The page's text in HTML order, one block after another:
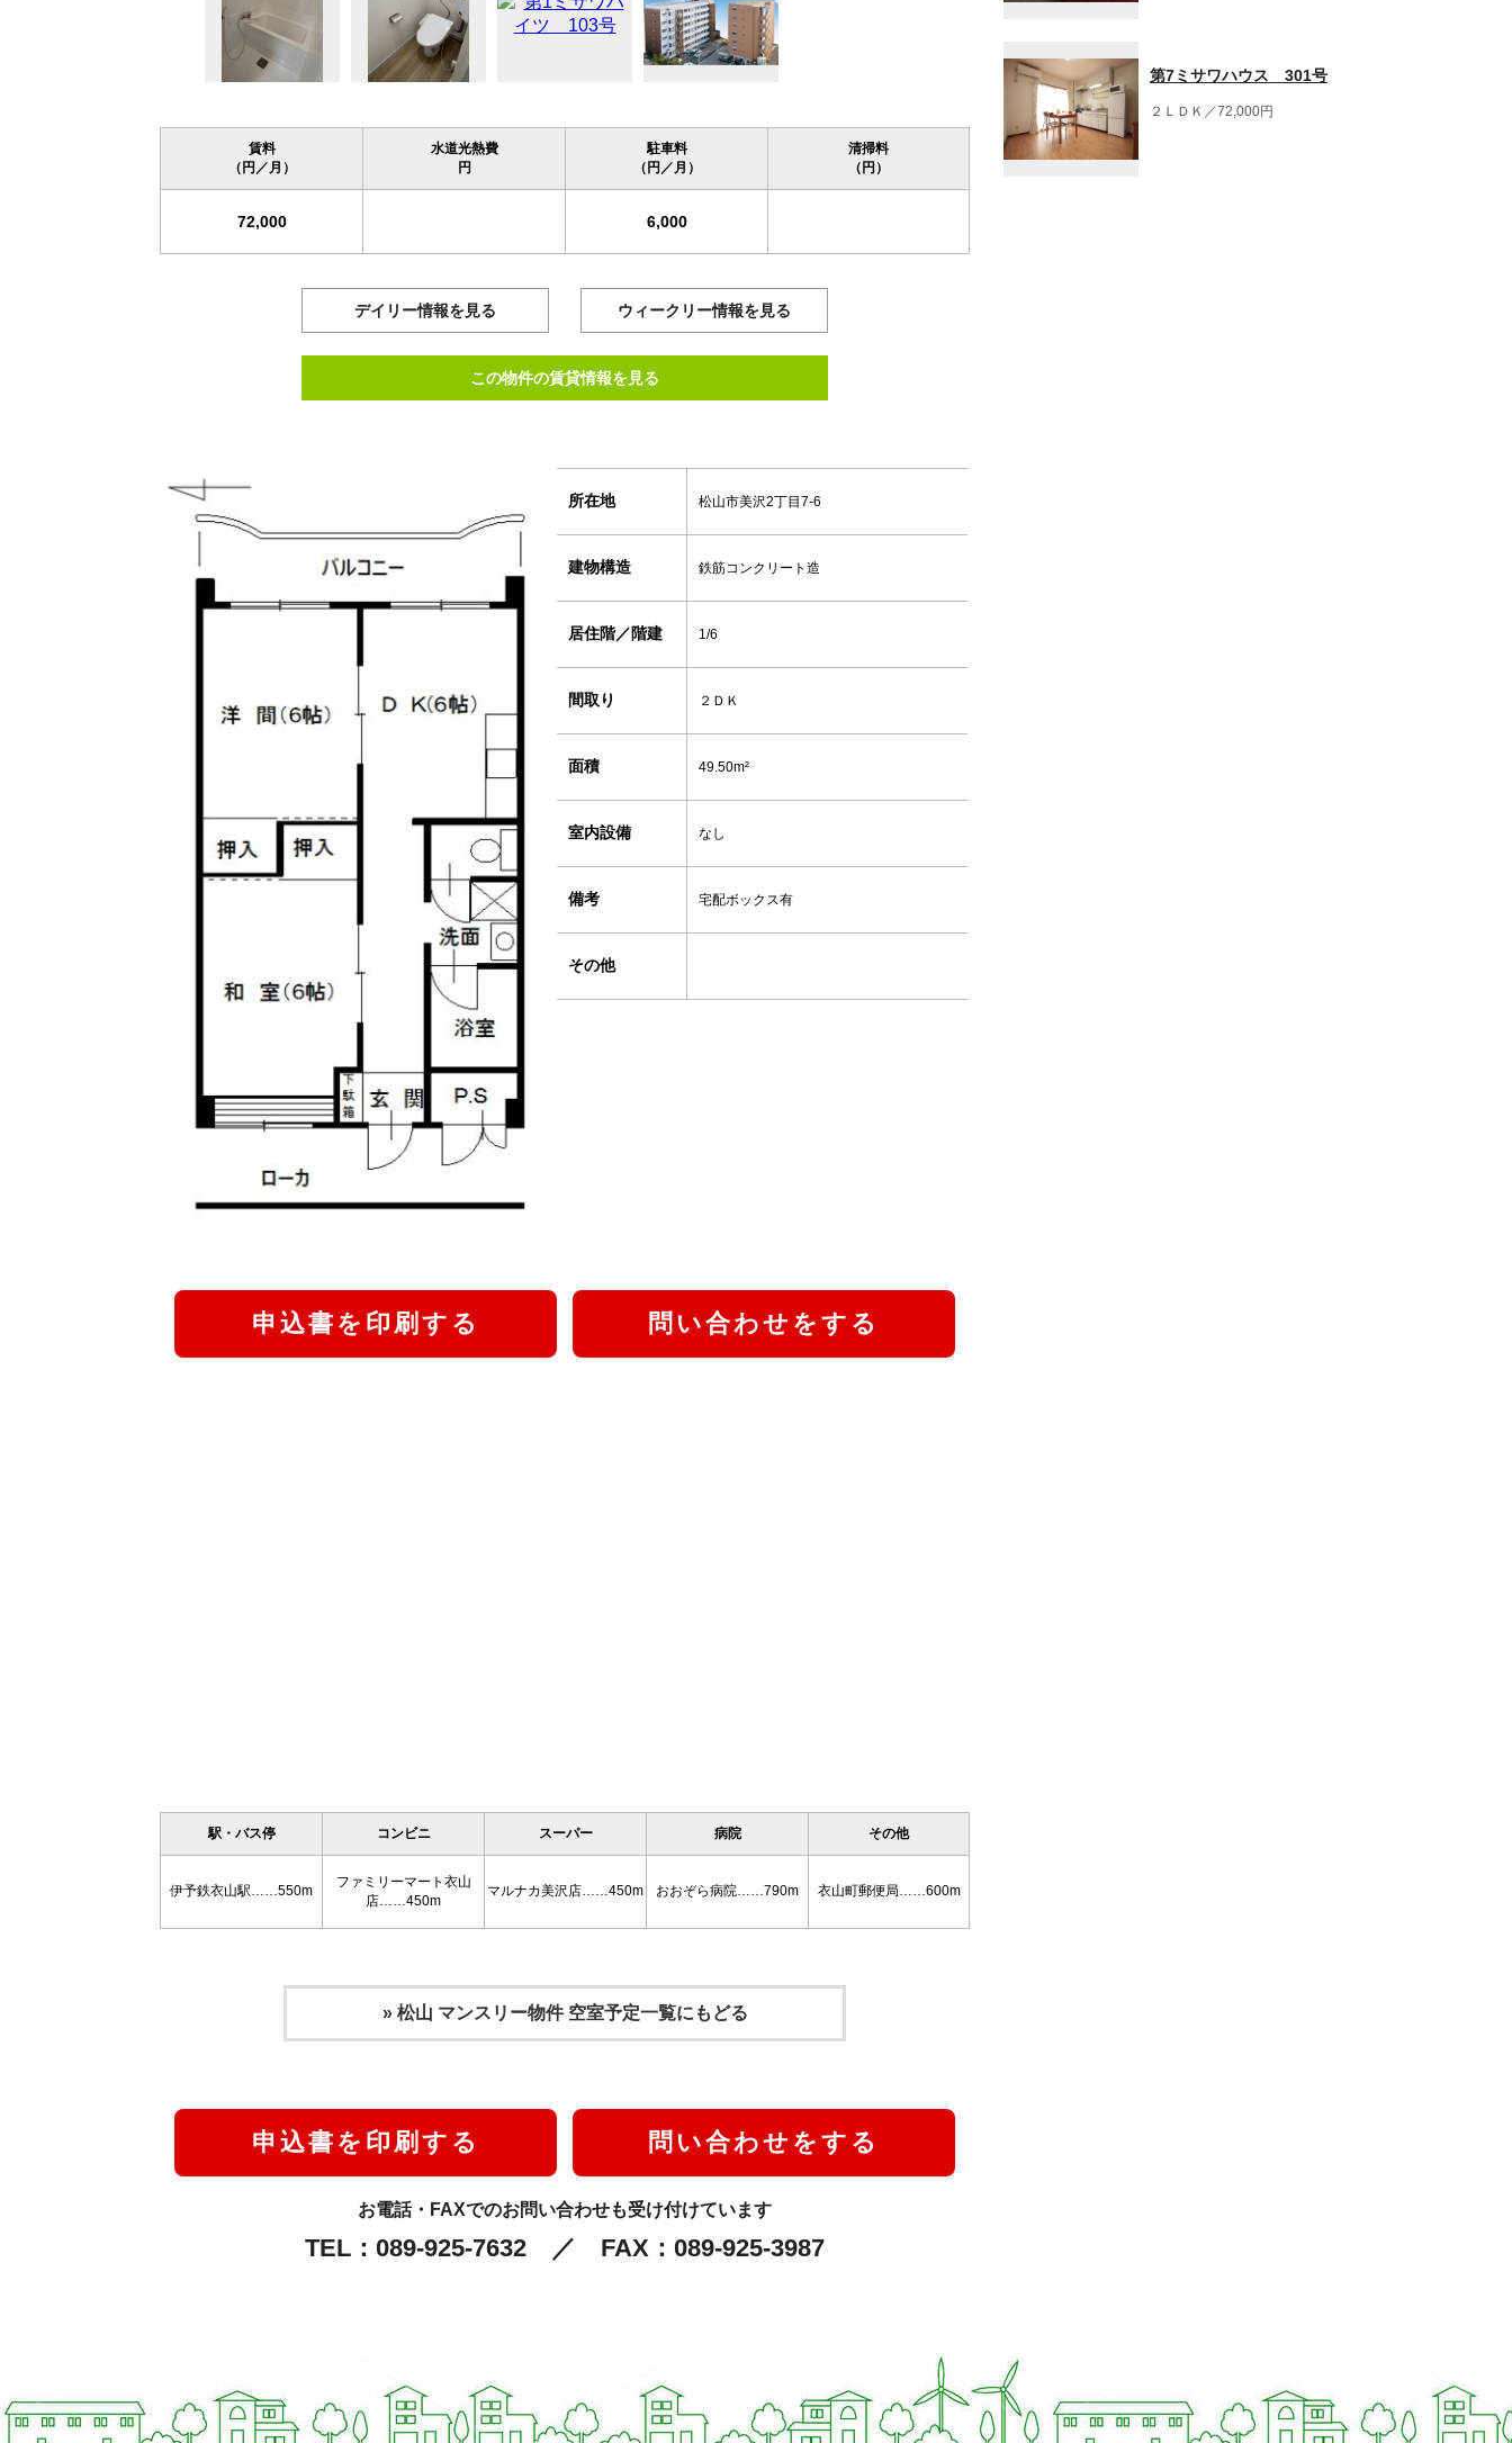
賃料
（円／月）
水道光熱費
円
駐車料
（円／月）
清掃料
（円）
72,000 6,000
デイリー情報を見る ウィークリー情報を見る
この物件の賃貸情報を見る
所在地 松山市美沢2丁目7-6
建物構造 鉄筋コンクリート造
居住階／階建 1/6
間取り ２ＤＫ
面積 49.50m²
室内設備 なし
備考 宅配ボックス有
その他
申込書を印刷する 問い合わせをする
駅・バス停 コンビニ スーパー 病院 その他
伊予鉄衣山駅……550m
ファミリーマート衣山
店……450m
マルナカ美沢店……450m おおぞら病院……790m 衣山町郵便局……600m
» 松山 マンスリー物件 空室予定一覧にもどる
申込書を印刷する 問い合わせをする
お電話・FAXでのお問い合わせも受け付けています
TEL：089-925-7632 ／ FAX：089-925-3987
第7ミサワハウス 301号
２ＬＤＫ／72,000円